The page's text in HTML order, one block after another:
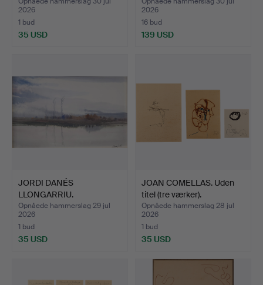
2026
1 bud
35 USD
2026
16 bud
139 USD
JORDI DANÉS
LLONGARRIU.
Flodlandskab.
Opnåede hammerslag 29 jul
2026
1 bud
35 USD
JOAN COMELLAS. Uden
titel (tre værker).
Opnåede hammerslag 28 jul
2026
1 bud
35 USD